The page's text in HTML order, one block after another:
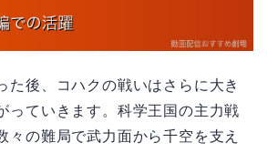
た後、コハクの戦いはさらに大き
っていきます。科学王国の主力戦
々の難局で武力面から千空を支え